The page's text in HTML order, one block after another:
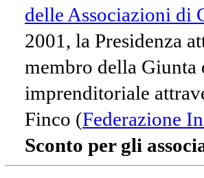
delle Associazioni di
2001, la Presidenza
membro della Giunta
imprenditoriale
Finco (Federazione
Sconto per gli